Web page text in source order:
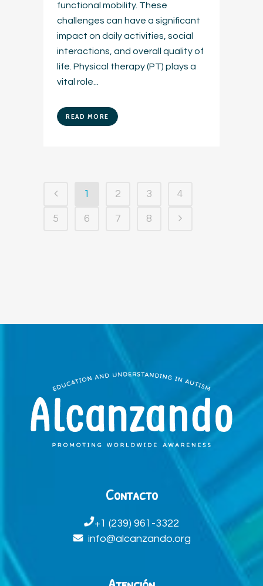
functional mobility. These
challenges can have a significant
impact on daily activities, social
interactions, and overall quality of
life. Physical therapy (PT) plays a
vital role...
READ MORE
1 2 3 4
5 6 7 8
Contacto
+1 (239) 961-3322
info@alcanzando.org